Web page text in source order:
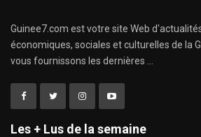
Guinee7.com est votre site Web
économiques, sociales et culturelles de la
vous fournissons les dernières ...
Les + Lus de la semaine